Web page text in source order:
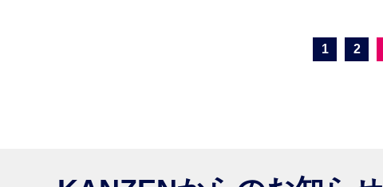
1 2